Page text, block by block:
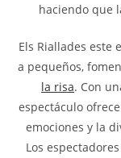
haciendo que
Els Riallades este
a pequeños,
la risa. Con
espectáculo
emociones y la
Los